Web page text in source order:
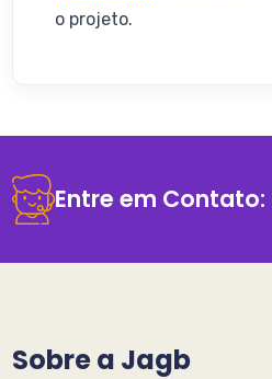
o projeto.
Entre em Contato:
Sobre a Jagb